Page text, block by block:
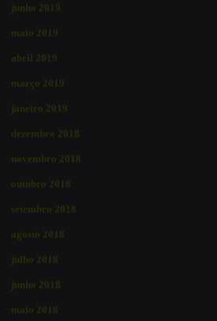
junho 2019
maio 2019
abril 2019
março 2019
janeiro 2019
dezembro 2018
novembro 2018
outubro 2018
setembro 2018
agosto 2018
julho 2018
junho 2018
maio 2018